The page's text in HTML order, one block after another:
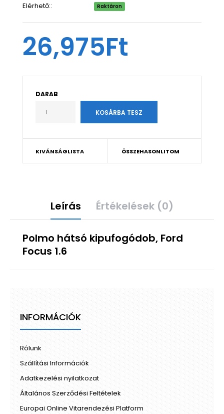
Elérhető::
Raktáron
26,975Ft
DARAB
KIVÁNSÁGLISTA ÖSSZEHASONLITOM
Leírás Értékelések (0)
Polmo hátsó kipufogódob, Ford
Focus 1.6
INFORMÁCIÓK
Rólunk
Szállítási Információk
Adatkezelési nyilatkozat
Általános Szerződési Feltételek
Europai Online Vitarendezési Platform